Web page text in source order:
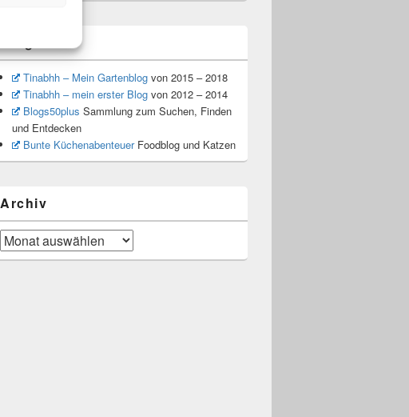
Tinabhh – Mein Gartenblogvon 2015 – 2018
Tinabhh – mein erster Blogvon 2012 – 2014
Blogs50plus Sammlung zum Suchen, Finden
und Entdecken
Bunte KüchenabenteuerFoodblog und Katzen
Archiv
Archiv